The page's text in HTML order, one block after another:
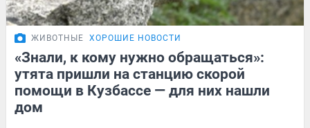
ЖИВОТНЫЕ ХОРОШИЕ НОВОСТИ
«Знали, к кому нужно обращаться»:
утята пришли на станцию скорой
помощи в Кузбассе — для них нашли
дом